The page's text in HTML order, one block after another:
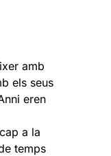
amb
els seus
eren
a la
temps